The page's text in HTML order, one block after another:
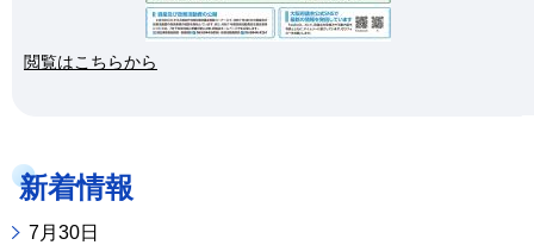
閲覧はこちらから
新着情報
7月30日